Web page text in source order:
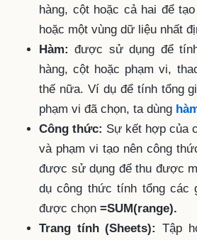
hàng, cột hoặc cả hai để
hoặc một vùng dữ liệu nhất
Hàm: được sử dụng để
hàng, cột hoặc phạm vi,
thế nữa. Ví dụ để tính tổng
phạm vi đã chọn, ta dùng
Công thức: Sự kết hợp của
và phạm vi tạo nên công
được sử dụng để thu được
dụ công thức tính tổng các
được chọn =SUM(range).
Trang tính (Sheets): Tập